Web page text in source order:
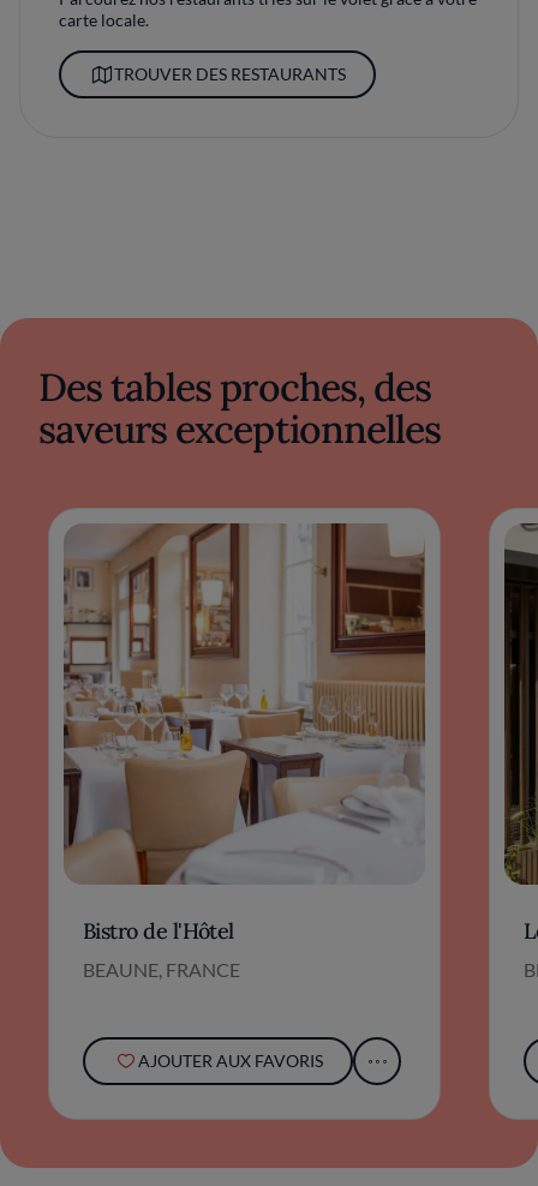
carte locale.
TROUVER DES RESTAURANTS
Des tables proches, des
saveurs exceptionnelles
Bistro de l'Hôtel
BEAUNE, FRANCE
AJOUTER AUX FAVORIS